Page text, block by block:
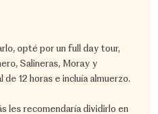
opté por un full day tour,
Salineras, Moray y
12 horas e incluía almuerzo.
les recomendaría dividirlo en